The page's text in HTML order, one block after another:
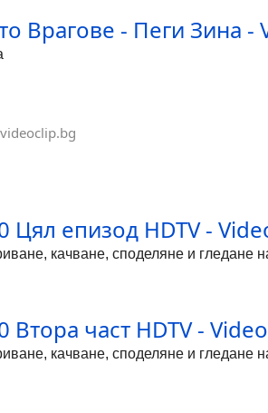
Врагове - Пеги Зина -
Цял епизод HDTV -
качване, споделяне и гледане
част HDTV -
качване, споделяне и гледане